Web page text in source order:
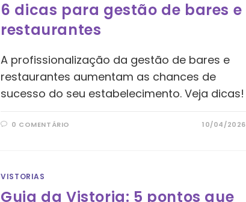
6 dicas para gestão de bares e
restaurantes
A profissionalização da gestão de bares e
restaurantes aumentam as chances de
sucesso do seu estabelecimento. Veja dicas!
0 COMENTÁRIO 10/04/2026
VISTORIAS
Guia da Vistoria: 5 pontos que